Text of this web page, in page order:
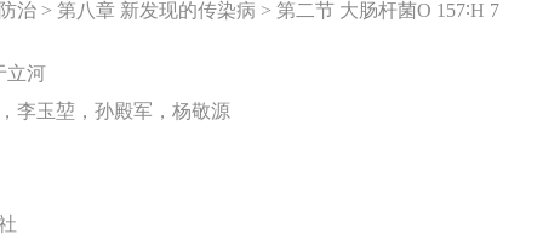
治 > 第八章 新发现的传染病 > 第二节 大肠杆菌O 157∶H 7
立河
李玉堃，孙殿军，杨敬源